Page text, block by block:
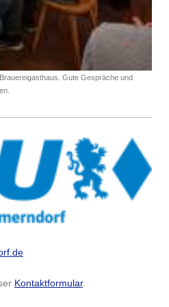
Gute Gespräche und
Kontaktformular.